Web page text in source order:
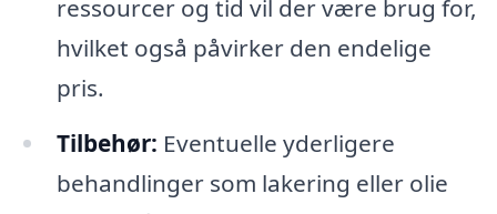
ressourcer og tid vil der være brug for,
hvilket også påvirker den endelige
pris.
Tilbehør: Eventuelle yderligere
behandlinger som lakering eller olie